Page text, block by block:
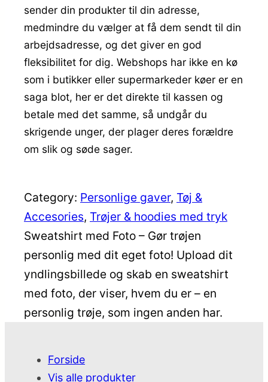
sender din produkter til din adresse,
medmindre du vælger at få dem sendt til din
arbejdsadresse, og det giver en god
fleksibilitet for dig. Webshops har ikke en kø
som i butikker eller supermarkeder køer er en
saga blot, her er det direkte til kassen og
betale med det samme, så undgår du
skrigende unger, der plager deres forældre
om slik og søde sager.
Category: Personlige gaver, Tøj &
Accesories, Trøjer & hoodies med tryk
Sweatshirt med Foto – Gør trøjen
personlig med dit eget foto! Upload dit
yndlingsbillede og skab en sweatshirt
med foto, der viser, hvem du er – en
personlig trøje, som ingen anden har.
Forside
Vis alle produkter